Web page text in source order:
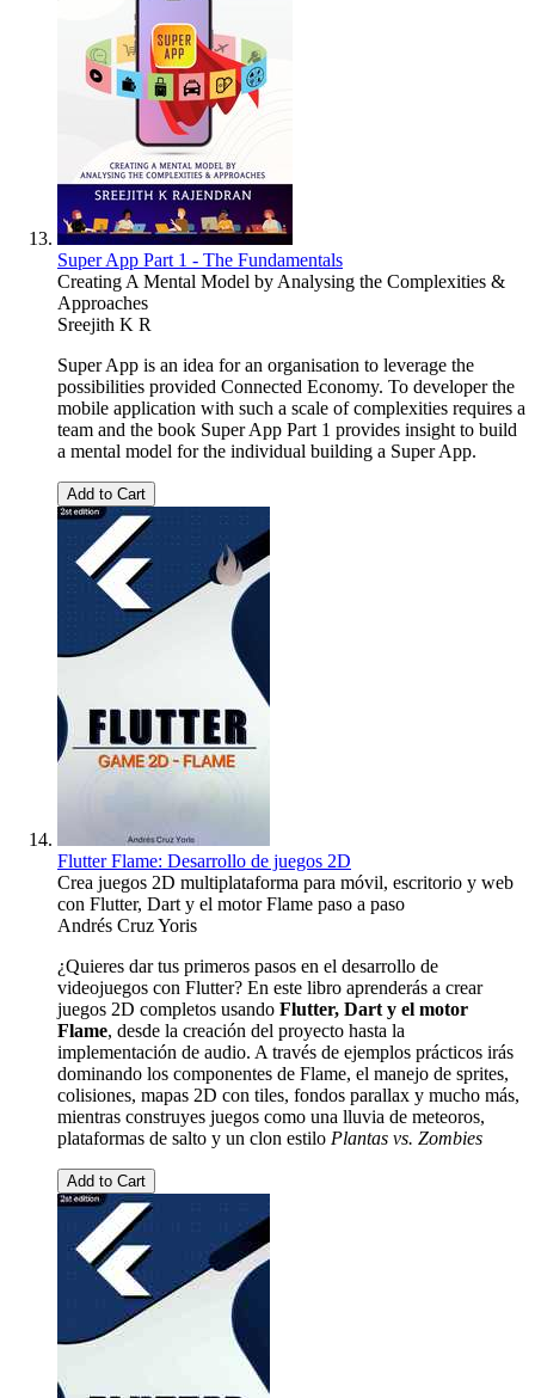
Super App Part 1 - The Fundamentals
Creating A Mental Model by Analysing the Complexities &
Approaches
Sreejith K R
Super App is an idea for an organisation to leverage the
possibilities provided Connected Economy. To developer the
mobile application with such a scale of complexities requires a
team and the book Super App Part 1 provides insight to build
a mental model for the individual building a Super App.
Add to Cart
Flutter Flame: Desarrollo de juegos 2D
Crea juegos 2D multiplataforma para móvil, escritorio y web
con Flutter, Dart y el motor Flame paso a paso
Andrés Cruz Yoris
¿Quieres dar tus primeros pasos en el desarrollo de
videojuegos con Flutter? En este libro aprenderás a crear
juegos 2D completos usando Flutter, Dart y el motor
Flame, desde la creación del proyecto hasta la
implementación de audio. A través de ejemplos prácticos irás
dominando los componentes de Flame, el manejo de sprites,
colisiones, mapas 2D con tiles, fondos parallax y mucho más,
mientras construyes juegos como una lluvia de meteoros,
plataformas de salto y un clon estilo Plantas vs. Zombies
Add to Cart